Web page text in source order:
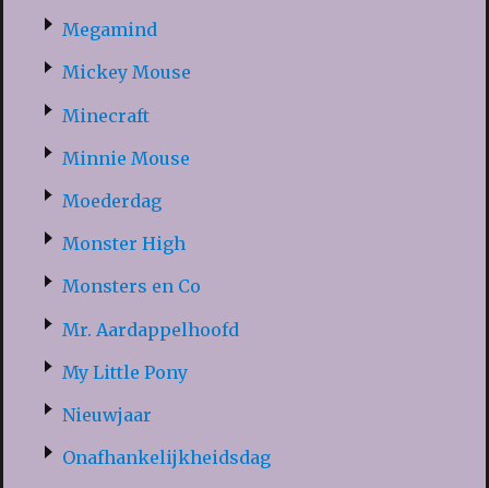
Megamind
Mickey Mouse
Minecraft
Minnie Mouse
Moederdag
Monster High
Monsters en Co
Mr. Aardappelhoofd
My Little Pony
Nieuwjaar
Onafhankelijkheidsdag